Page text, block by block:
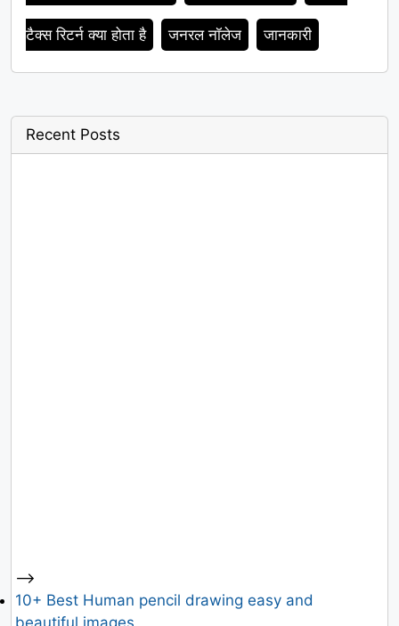
टैक्स रिटर्न क्या होता है जनरल नॉलेज जानकारी
Recent Posts
-->
10+ Best Human pencil drawing easy and